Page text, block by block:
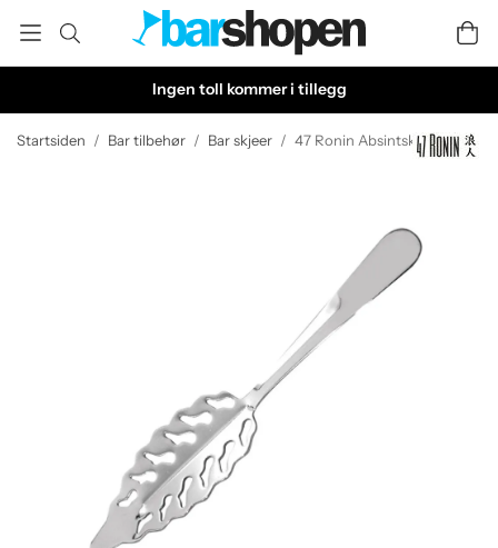
Ingen toll kommer i tillegg
Startsiden / Bar tilbehør / Bar skjeer / 47 Ronin Absintskje rustfri